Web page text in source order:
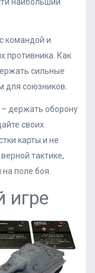
командой и
противника. Как
сильные
для союзников.
– держать оборону
своих
карты и не
тактике,
поле боя.
игре